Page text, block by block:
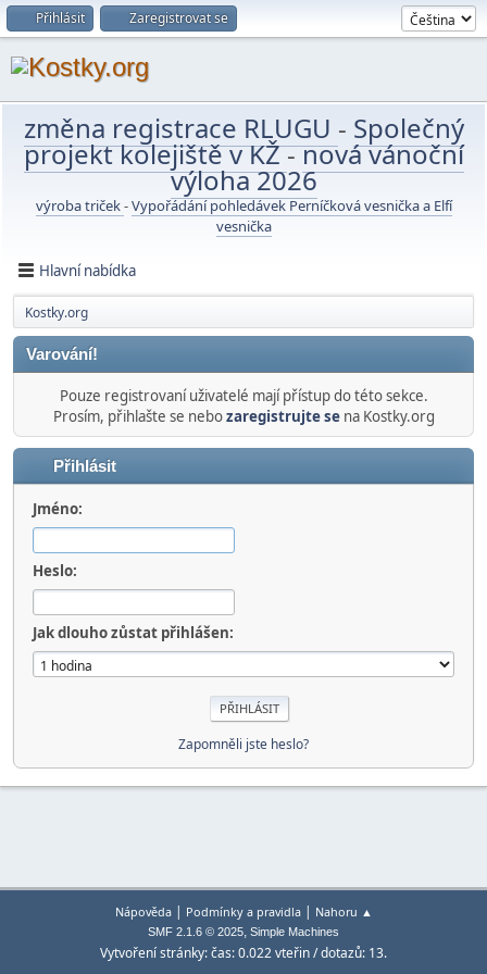
Přihlásit Zaregistrovat se
změna registrace RLUGU - Společný
projekt kolejiště v KŽ-nová vánoční
výloha 2026
výroba triček-Vypořádání pohledávek Perníčková vesnička a Elfí
vesnička
Hlavní nabídka
Kostky.org
Varování!
Pouze registrovaní uživatelé mají přístup do této sekce.
Prosím, přihlašte se nebozaregistrujte sena Kostky.org
Přihlásit
Jméno:
Heslo:
Jak dlouho zůstat přihlášen:
Zapomněli jste heslo?
Nápověda| Podmínky a pravidla| Nahoru ▲
SMF 2.1.6 © 2025, Simple Machines
Vytvoření stránky: čas: 0.022 vteřin / dotazů: 13.